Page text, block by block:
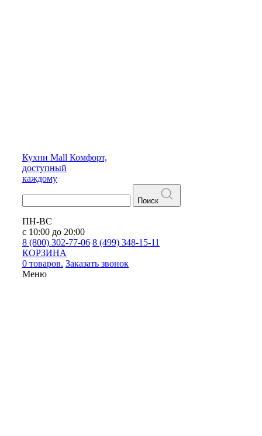
Кухни Mall Комфорт,
доступный
каждому
Поиск
ПН-ВС
с 10:00 до 20:00
8 (800) 302-77-06 8 (499) 348-15-11
КОРЗИНА
0 товаров. Заказать звонок
Меню